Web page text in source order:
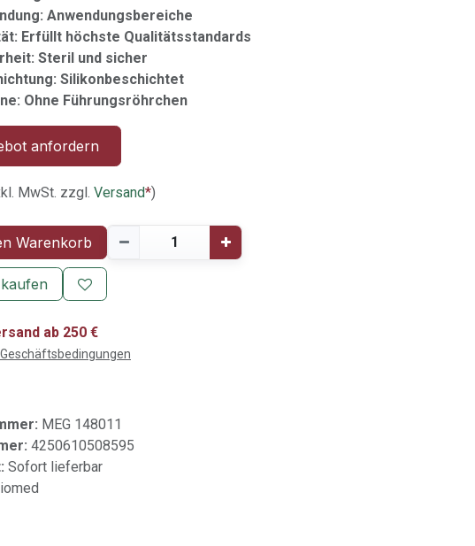
Anwendungsbereiche
Erfüllt höchste Qualitätsstandards
Steril und sicher
Silikonbeschichtet
Ohne Führungsröhrchen
anfordern
MwSt. zzgl. Versand*)
Warenkorb
ab 250 €
MEG 148011
4250610508595
Sofort lieferbar